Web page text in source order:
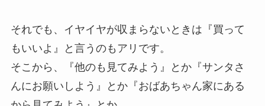
それでも、イヤイヤが収まらないときは『買って
もいいよ』と言うのもアリです。
そこから、『他のも見てみよう』とか『サンタさ
んにお願いしよう』とか『おばあちゃん家にある